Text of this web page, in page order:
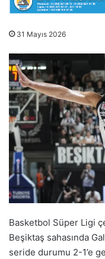
31 Mayıs 2026
Basketbol Süper Ligi
Beşiktaş sahasında
seride durumu 2-1’e